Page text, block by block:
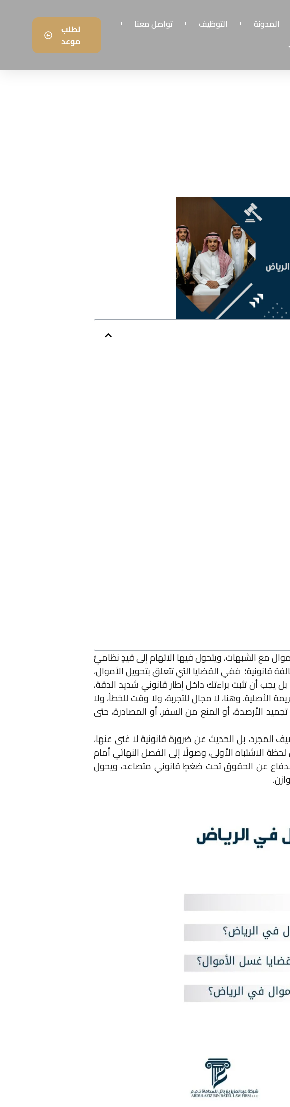
المدونة التوظيف
تواصل معنا
لطلب
موعد
مع الشبهات، ويتحول فيها الاتهام إلى قيدٍ نظاميٍّ
ففي القضايا التي تتعلق بتحويل الأموال،
يجب أن تثبت براءتك داخل إطار قانوني شديد الدقة،
الأصلية. وهنا، لا مجال للتجربة، ولا وقت للخطأ، ولا
الأرصدة، أو المنع من السفر، أو المصادرة، حتى
بل الحديث عن ضرورة قانونية لا غنى عنها،
الاشتباه الأولى، وصولًا إلى الفصل النهائي أمام
عن الحقوق تحت ضغطٍ قانوني متصاعد، ويحول